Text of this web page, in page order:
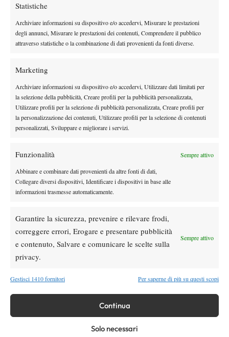
Statistiche
Archiviare informazioni su dispositivo e/o accedervi, Misurare le prestazioni
degli annunci, Misurare le prestazioni dei contenuti, Comprendere il pubblico
attraverso statistiche o la combinazione di dati provenienti da fonti diverse.
Marketing
Archiviare informazioni su dispositivo e/o accedervi, Utilizzare dati limitati per
la selezione della pubblicità, Creare profili per la pubblicità personalizzata,
Utilizzare profili per la selezione di pubblicità personalizzata, Creare profili per
la personalizzazione dei contenuti, Utilizzare profili per la selezione di contenuti
personalizzati, Sviluppare e migliorare i servizi.
Funzionalità Sempre attivo
Abbinare e combinare dati provenienti da altre fonti di dati,
Collegare diversi dispositivi, Identificare i dispositivi in base alle
informazioni trasmesse automaticamente.
Garantire la sicurezza, prevenire e rilevare frodi,
correggere errori, Erogare e presentare pubblicità
e contenuto, Salvare e comunicare le scelte sulla
privacy.
Sempre attivo
Gestisci 1410 fornitori Per saperne di più su questi scopi
Continua
Solo necessari
TAGGED:
DI TENDENZA
News Wta
Paolini salta il WTA 1000 di Cincinnati, non
difenderà la finale del 2025
orario e ordine di gioco venerdì 7 agosto.
Arnaldi apre sul Centrale
Masters 1000 Montreal 2026: Darderi
rimonta Shang e vola agli ottavi
out per Shang contro Darderi